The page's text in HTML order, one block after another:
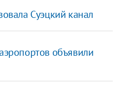
Суэцкий канал
объявили